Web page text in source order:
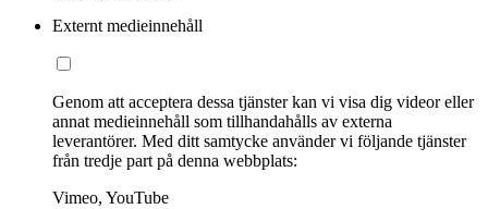
Externt medieinnehåll
Genom att acceptera dessa tjänster kan vi visa dig videor eller
annat medieinnehåll som tillhandahålls av externa
leverantörer. Med ditt samtycke använder vi följande tjänster
från tredje part på denna webbplats:
Vimeo, YouTube